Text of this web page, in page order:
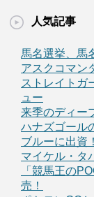
人気記事
馬名選挙、馬
アスクコマン
ストレイトガ
ュー
来季のディー
ハナズゴール
ブルーに出資！
マイケル・タ
「競馬王の
売！